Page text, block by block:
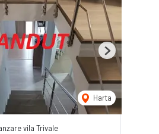
Harta
Next
vila Trivale